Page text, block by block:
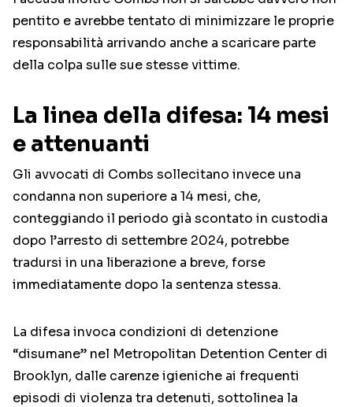
pentito e avrebbe tentato di minimizzare le proprie
responsabilità arrivando anche a scaricare parte
della colpa sulle sue stesse vittime.
La linea della difesa: 14 mesi
e attenuanti
Gli avvocati di Combs sollecitano invece una
condanna non superiore a 14 mesi, che,
conteggiando il periodo già scontato in custodia
dopo l’arresto di settembre 2024, potrebbe
tradursi in una liberazione a breve, forse
immediatamente dopo la sentenza stessa.
La difesa invoca condizioni di detenzione
“disumane” nel Metropolitan Detention Center di
Brooklyn, dalle carenze igieniche ai frequenti
episodi di violenza tra detenuti, sottolinea la